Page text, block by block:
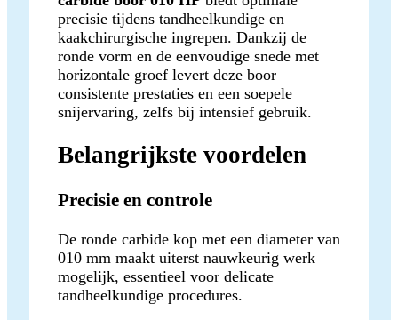
precisie tijdens tandheelkundige en
kaakchirurgische ingrepen. Dankzij de
ronde vorm en de eenvoudige snede met
horizontale groef levert deze boor
consistente prestaties en een soepele
snijervaring, zelfs bij intensief gebruik.
Belangrijkste voordelen
Precisie en controle
De ronde carbide kop met een diameter van
010 mm maakt uiterst nauwkeurig werk
mogelijk, essentieel voor delicate
tandheelkundige procedures.